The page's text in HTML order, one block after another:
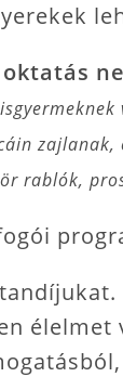
rablók,
élelmet